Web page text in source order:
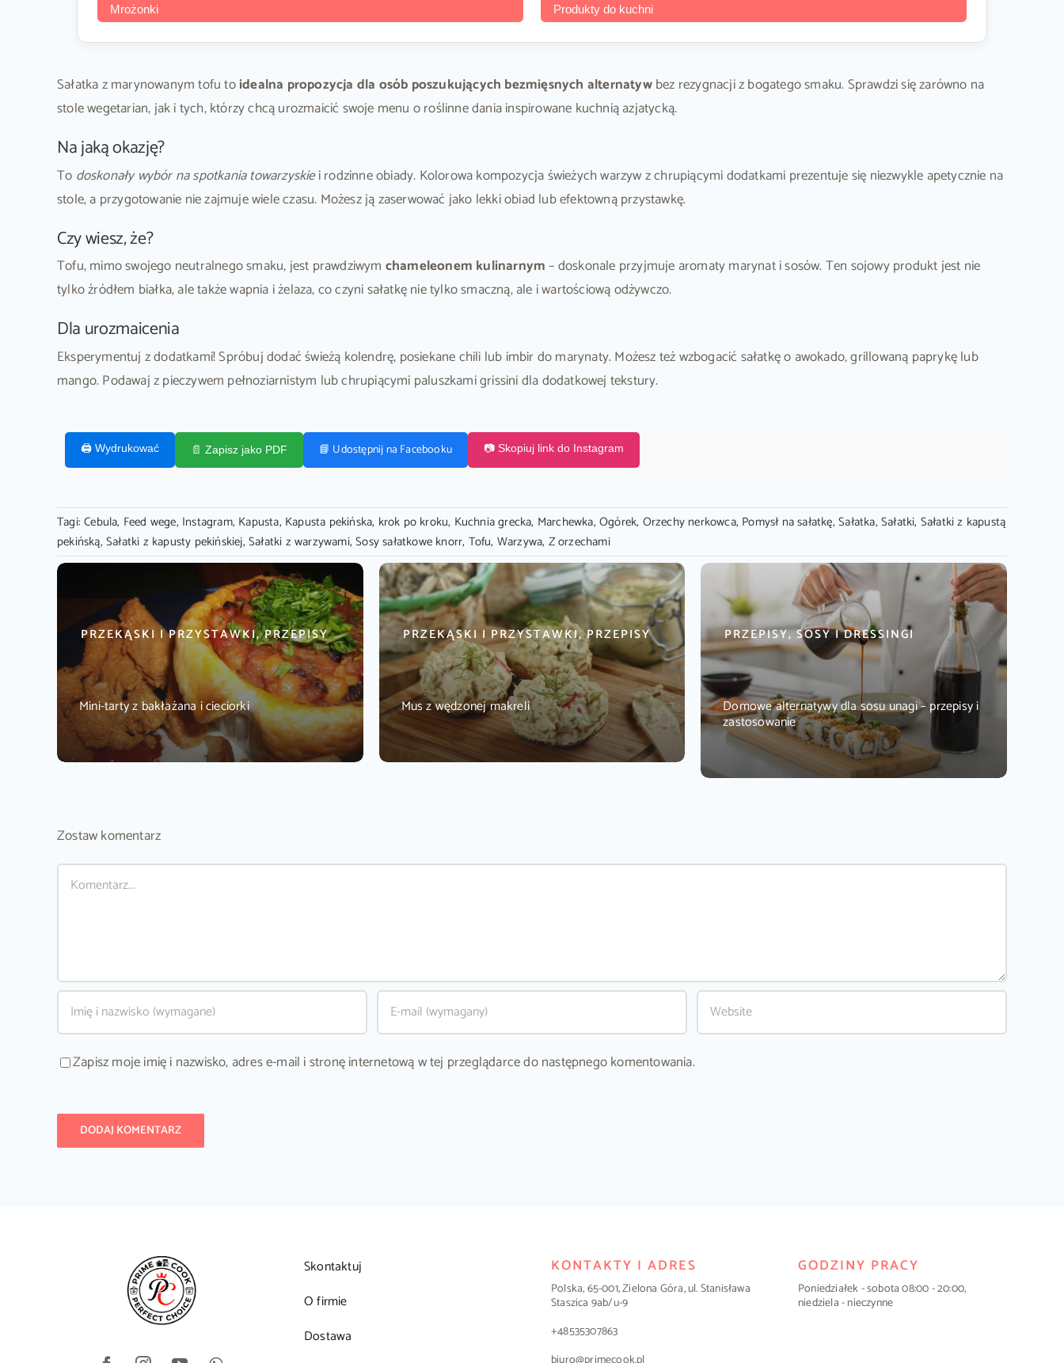
Mrożonki Produkty do kuchni
Sałatka z marynowanym tofu toidealna propozycja dla osób poszukujących bezmięsnych alternatywbez rezygnacji z bogatego smaku. Sprawdzi się zarówno na
stole wegetarian, jak i tych, którzy chcą urozmaicić swoje menu o roślinne dania inspirowane kuchnią azjatycką.
Na jaką okazję?
To doskonały wybór na spotkania towarzyskiei rodzinne obiady. Kolorowa kompozycja świeżych warzyw z chrupiącymi dodatkami prezentuje się niezwykle apetycznie na
stole, a przygotowanie nie zajmuje wiele czasu. Możesz ją zaserwować jako lekki obiad lub efektowną przystawkę.
Czy wiesz, że?
Tofu, mimo swojego neutralnego smaku, jest prawdziwym chameleonem kulinarnym– doskonale przyjmuje aromaty marynat i sosów. Ten sojowy produkt jest nie
tylko źródłem białka, ale także wapnia i żelaza, co czyni sałatkę nie tylko smaczną, ale i wartościową odżywczo.
Dla urozmaicenia
Eksperymentuj z dodatkami! Spróbuj dodać świeżą kolendrę, posiekane chili lub imbir do marynaty. Możesz też wzbogacić sałatkę o awokado, grillowaną paprykę lub
mango. Podawaj z pieczywem pełnoziarnistym lub chrupiącymi paluszkami grissini dla dodatkowej tekstury.
🖨️ Wydrukować 📄 Zapisz jako PDF 📘 Udostępnij na Facebooku 📷 Skopiuj link do Instagram
Tagi:Cebula, Feed wege, Instagram, Kapusta, Kapusta pekińska, krok po kroku, Kuchnia grecka, Marchewka,Ogórek, Orzechy nerkowca, Pomysł na sałatkę,Sałatka, Sałatki, Sałatki z kapustą
pekińską, Sałatki z kapusty pekińskiej, Sałatki z warzywami,Sosy sałatkowe knorr, Tofu, Warzywa, Z orzechami
PRZEKĄSKI I PRZYSTAWKI, PRZEPISY
Mini-tarty z bakłażana i cieciorki
PRZEKĄSKI I PRZYSTAWKI, PRZEPISY
Mus z wędzonej makreli
PRZEPISY, SOSY I DRESSINGI
Domowe alternatywy dla sosu unagi – przepisy i
zastosowanie
Zostaw komentarz
Comment
Zapisz moje imię i nazwisko, adres e-mail i stronę internetową w tej przeglądarce do następnego komentowania.
Skontaktuj
O firmie
Dostawa
KONTAKTY I ADRES
Polska, 65-001, Zielona Góra, ul. Stanisława
Staszica 9ab/u-9
+48535307863
GODZINY PRACY
Poniedziałek - sobota 08:00 - 20:00,
niedziela - nieczynne